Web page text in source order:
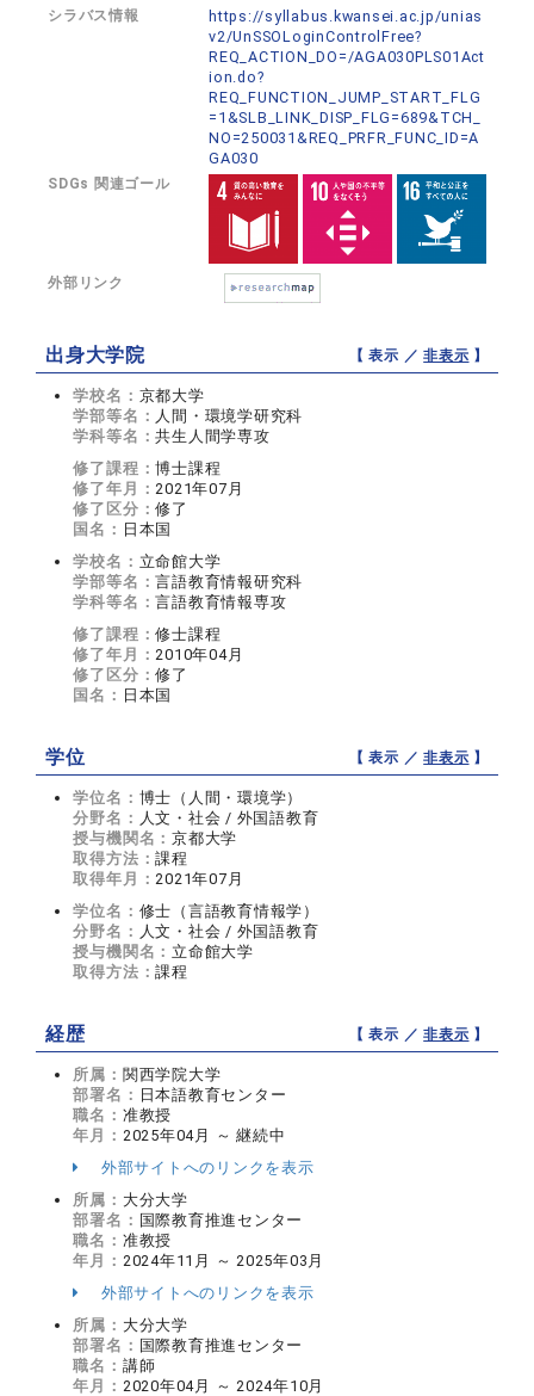
シラバス情報
https://syllabus.kwansei.ac.jp/unias
v2/UnSSOLoginControlFree?
REQ_ACTION_DO=/AGA030PLS01Act
ion.do?
REQ_FUNCTION_JUMP_START_FLG
=1&SLB_LINK_DISP_FLG=689&TCH_
NO=250031&REQ_PRFR_FUNC_ID=A
GA030
SDGs 関連ゴール
外部リンク
出身大学院 【 表示 ／非表示 】
学校名： 京都大学
学部等名： 人間・環境学研究科
学科等名：共生人間学専攻
修了課程：博士課程
修了年月： 2021年07月
修了区分：修了
国名： 日本国
学校名： 立命館大学
学部等名：言語教育情報研究科
学科等名：言語教育情報専攻
修了課程：修士課程
修了年月： 2010年04月
修了区分：修了
国名： 日本国
学位 【 表示 ／非表示 】
学位名： 博士（人間・環境学）
分野名： 人文・社会 / 外国語教育
授与機関名：京都大学
取得方法：課程
取得年月： 2021年07月
学位名： 修士（言語教育情報学）
分野名： 人文・社会 / 外国語教育
授与機関名： 立命館大学
取得方法：課程
経歴 【 表示 ／非表示 】
所属： 関西学院大学
部署名： 日本語教育センター
職名： 准教授
年月： 2025年04月 ～ 継続中
外部サイトへのリンクを表示
所属： 大分大学
部署名： 国際教育推進センター
職名： 准教授
年月： 2024年11月 ～ 2025年03月
外部サイトへのリンクを表示
所属： 大分大学
部署名： 国際教育推進センター
職名： 講師
年月： 2020年04月 ～ 2024年10月